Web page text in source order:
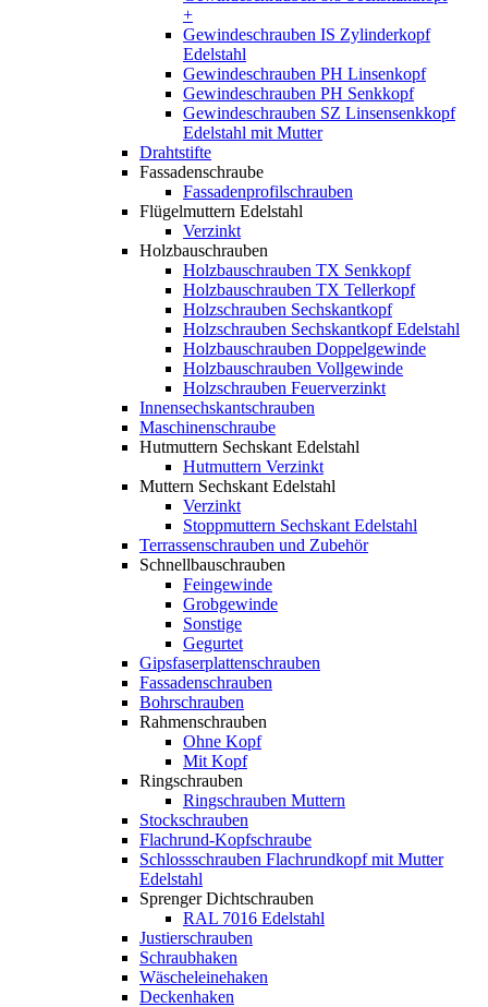
+
Gewindeschrauben IS Zylinderkopf
Edelstahl
Gewindeschrauben PH Linsenkopf
Gewindeschrauben PH Senkkopf
Gewindeschrauben SZ Linsensenkkopf
Edelstahl mit Mutter
Drahtstifte
Fassadenschraube
Fassadenprofilschrauben
Flügelmuttern Edelstahl
Verzinkt
Holzbauschrauben
Holzbauschrauben TX Senkkopf
Holzbauschrauben TX Tellerkopf
Holzschrauben Sechskantkopf
Holzschrauben Sechskantkopf Edelstahl
Holzbauschrauben Doppelgewinde
Holzbauschrauben Vollgewinde
Holzschrauben Feuerverzinkt
Innensechskantschrauben
Maschinenschraube
Hutmuttern Sechskant Edelstahl
Hutmuttern Verzinkt
Muttern Sechskant Edelstahl
Verzinkt
Stoppmuttern Sechskant Edelstahl
Terrassenschrauben und Zubehör
Schnellbauschrauben
Feingewinde
Grobgewinde
Sonstige
Gegurtet
Gipsfaserplattenschrauben
Fassadenschrauben
Bohrschrauben
Rahmenschrauben
Ohne Kopf
Mit Kopf
Ringschrauben
Ringschrauben Muttern
Stockschrauben
Flachrund-Kopfschraube
Schlossschrauben Flachrundkopf mit Mutter
Edelstahl
Sprenger Dichtschrauben
RAL 7016 Edelstahl
Justierschrauben
Schraubhaken
Wäscheleinehaken
Deckenhaken